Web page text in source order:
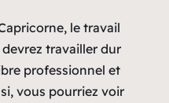
le travail
travailler dur
professionnel et
vous pourriez voir